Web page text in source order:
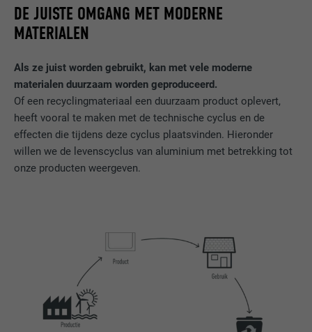
DE JUISTE OMGANG MET MODERNE
MATERIALEN
Als ze juist worden gebruikt, kan met vele moderne
materialen duurzaam worden geproduceerd.
Of een recyclingmateriaal een duurzaam product oplevert,
heeft vooral te maken met de technische cyclus en de
effecten die tijdens deze cyclus plaatsvinden. Hieronder
willen we de levenscyclus van aluminium met betrekking tot
onze producten weergeven.